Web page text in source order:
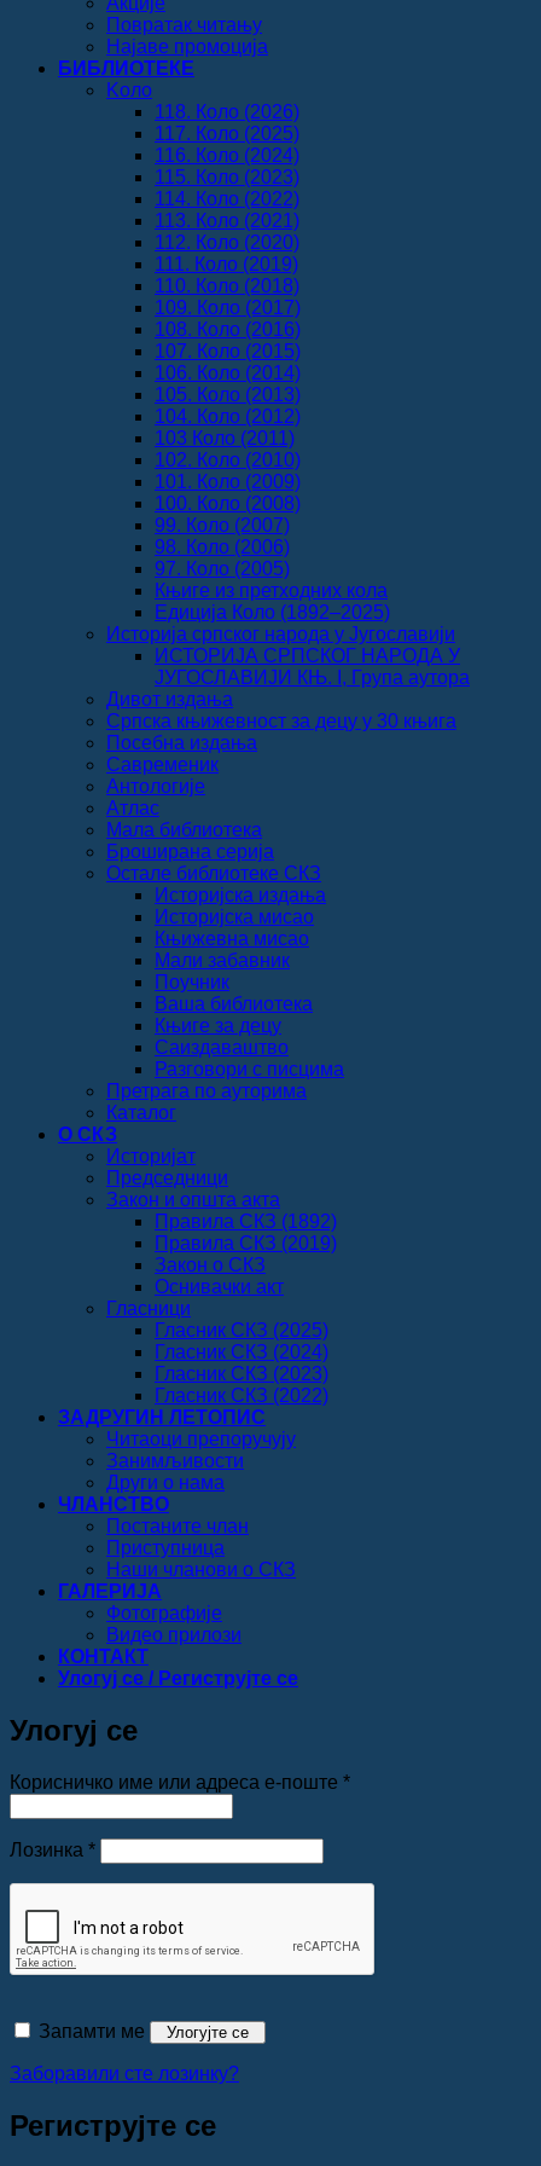
Повратак читању
Најаве промоција
БИБЛИОТЕКЕ
Koло
118. Коло (2026)
117. Коло (2025)
116. Коло (2024)
115. Коло (2023)
114. Коло (2022)
113. Коло (2021)
112. Коло (2020)
111. Коло (2019)
110. Коло (2018)
109. Коло (2017)
108. Коло (2016)
107. Коло (2015)
106. Коло (2014)
105. Коло (2013)
104. Коло (2012)
103 Коло (2011)
102. Коло (2010)
101. Коло (2009)
100. Коло (2008)
99. Коло (2007)
98. Коло (2006)
97. Коло (2005)
Књиге из претходних кола
Едиција Коло (1892‒2025)
Историја српског народа у Југославији
ИСТОРИЈА СРПСКОГ НАРОДА У
ЈУГОСЛАВИЈИ КЊ. I, Група аутора
Дивот издања
Српска књижевност за децу у 30 књига
Посебна издања
Савременик
Антологије
Атлас
Мала библиотека
Броширана серија
Остале библиотеке СКЗ
Историјска издања
Историјска мисао
Књижевна мисао
Мали забавник
Поучник
Ваша библиотека
Књиге за децу
Саиздаваштво
Разговори с писцима
Претрага по ауторима
Каталог
О СКЗ
Историјат
Председници
Закон и општа акта
Правила СКЗ (1892)
Правила СКЗ (2019)
Закон о СКЗ
Оснивачки акт
Гласници
Гласник СКЗ (2025)
Гласник СКЗ (2024)
Гласник СКЗ (2023)
Гласник СКЗ (2022)
ЗАДРУГИН ЛЕТОПИС
Читаоци препоручују
Занимљивости
Други о нама
ЧЛАНСТВО
Постаните члан
Приступница
Наши чланови о СКЗ
ГАЛЕРИЈА
Фотографије
Видео прилози
КОНТАКТ
Улогуј се / Региструјте се
Улогуј се
Корисничко име или адреса е-поште *Обавезно
Лозинка *Обавезно
Запамти ме Улогујте се
Заборавили сте лозинку?
Региструјте се